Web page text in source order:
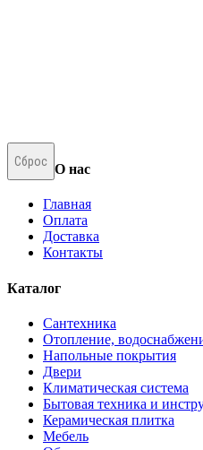
Сброс
О нас
Главная
Оплата
Доставка
Контакты
Каталог
Сантехника
Отопление,
Напольные покрытия
Двери
Климатическая система
Бытовая техника и
Керамическая плитка
Мебель